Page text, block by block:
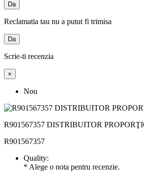
Da
Reclamatia tau nu a putut fi trimisa
Da
Scrie-ti recenzia
×
Nou
R901567357 DISTRIBUITOR
R901567357
Quality:
* Alege o nota pentru recenzie.